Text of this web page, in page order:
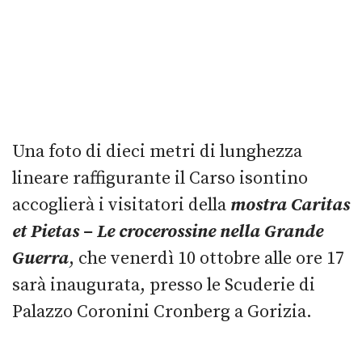
Una foto di dieci metri di lunghezza
lineare raffigurante il Carso isontino
accoglierà i visitatori della mostra Caritas
et Pietas – Le crocerossine nella Grande
Guerra, che venerdì 10 ottobre alle ore 17
sarà inaugurata, presso le Scuderie di
Palazzo Coronini Cronberg a Gorizia.